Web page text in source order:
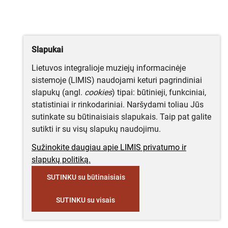
Slapukai
Lietuvos integralioje muziejų informacinėje
sistemoje (LIMIS) naudojami keturi pagrindiniai
slapukų (angl. cookies) tipai: būtinieji, funkciniai,
statistiniai ir rinkodariniai. Naršydami toliau Jūs
sutinkate su būtinaisiais slapukais. Taip pat galite
sutikti ir su visų slapukų naudojimu.
Sužinokite daugiau apie LIMIS privatumo ir
slapukų politiką.
SUTINKU su būtinaisiais
SUTINKU su visais